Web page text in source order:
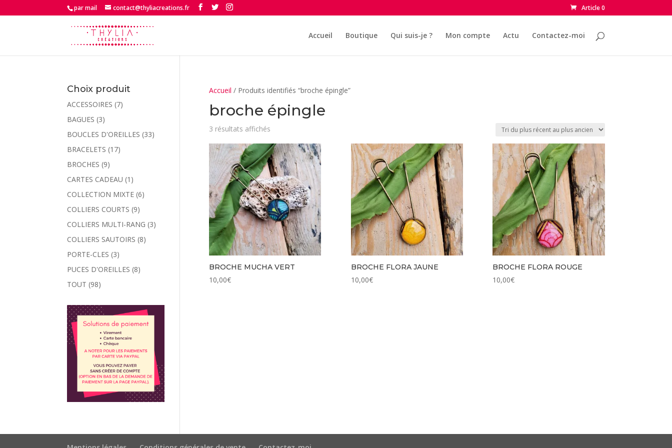
par mail contact@thyliacreations.fr Article 0
Accueil Boutique Qui suis-je ? Mon compte Actu Contactez-moi
Accueil / Produits identifiés “broche épingle”
broche épingle
3 résultats affichésTrié
plus
récent
au
plus
ancien
BROCHE MUCHA VERT
10,00€
BROCHE FLORA JAUNE
10,00€
BROCHE FLORA ROUGE
10,00€
Choix produit
ACCESSOIRES (7)
BAGUES (3)
BOUCLES D'OREILLES (33)
BRACELETS (17)
BROCHES (9)
CARTES CADEAU (1)
COLLECTION MIXTE (6)
COLLIERS COURTS (9)
COLLIERS MULTI-RANG (3)
COLLIERS SAUTOIRS (8)
PORTE-CLES (3)
PUCES D'OREILLES (8)
TOUT (98)